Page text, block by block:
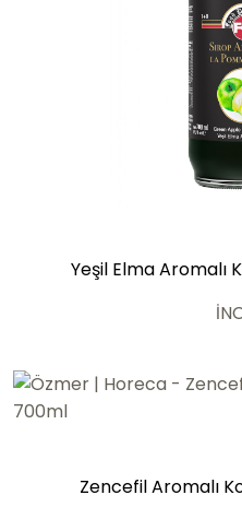
Yeşil Elma Aromalı
Zencefil Aromalı